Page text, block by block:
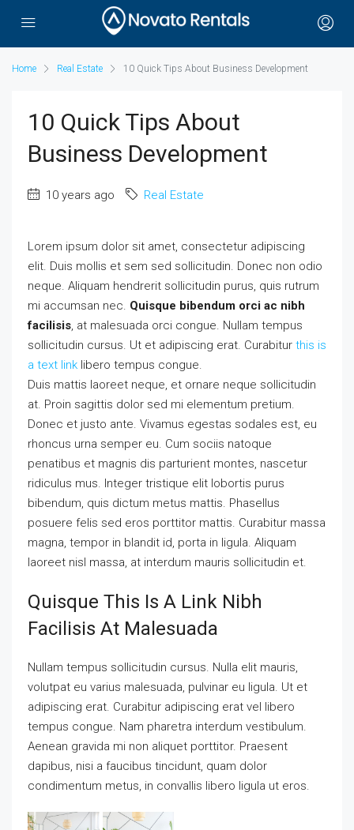
Home Real Estate 10 Quick Tips About Business Development
10 Quick Tips About
Business Development
10 years ago Real Estate
Lorem ipsum dolor sit amet, consectetur adipiscing
elit. Duis mollis et sem sed sollicitudin. Donec non odio
neque. Aliquam hendrerit sollicitudin purus, quis rutrum
mi accumsan nec. Quisque bibendum orci ac nibh
facilisis, at malesuada orci congue. Nullam tempus
sollicitudin cursus. Ut et adipiscing erat. Curabitur this is
a text link libero tempus congue.
Duis mattis laoreet neque, et ornare neque sollicitudin
at. Proin sagittis dolor sed mi elementum pretium.
Donec et justo ante. Vivamus egestas sodales est, eu
rhoncus urna semper eu. Cum sociis natoque
penatibus et magnis dis parturient montes, nascetur
ridiculus mus. Integer tristique elit lobortis purus
bibendum, quis dictum metus mattis. Phasellus
posuere felis sed eros porttitor mattis. Curabitur massa
magna, tempor in blandit id, porta in ligula. Aliquam
laoreet nisl massa, at interdum mauris sollicitudin et.
Quisque This Is A Link Nibh
Facilisis At Malesuada
Nullam tempus sollicitudin cursus. Nulla elit mauris,
volutpat eu varius malesuada, pulvinar eu ligula. Ut et
adipiscing erat. Curabitur adipiscing erat vel libero
tempus congue. Nam pharetra interdum vestibulum.
Aenean gravida mi non aliquet porttitor. Praesent
dapibus, nisi a faucibus tincidunt, quam dolor
condimentum metus, in convallis libero ligula ut eros.